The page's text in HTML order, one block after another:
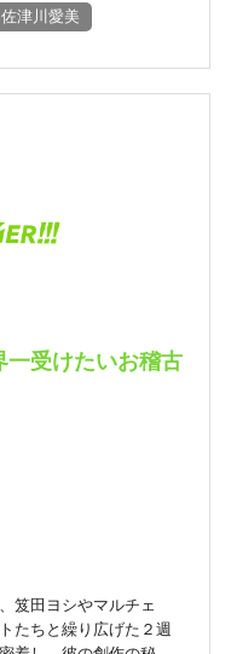
佐津川愛美
一受けたいお稽古
笈田ヨシやマルチェ
たちと繰り広げた２週